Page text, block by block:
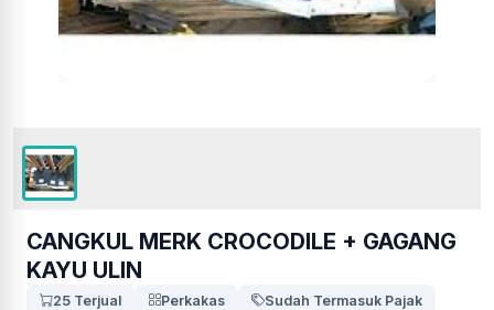
CANGKUL MERK CROCODILE + GAGANG
KAYU ULIN
25 Terjual Perkakas Sudah Termasuk Pajak